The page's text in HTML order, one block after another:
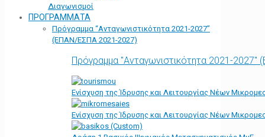
Διαγωνισμοί
ΠΡΟΓΡΑΜΜΑΤΑ
Πρόγραμμα “Ανταγωνιστικότητα 2021-2027”
(ΕΠΑΝ/ΕΣΠΑ 2021-2027)
Πρόγραμμα "Ανταγωνιστικότητα 2021-
Ενίσχυση της Ίδρυσης και Λειτουργίας Νέων
Ενίσχυση της Ίδρυσης και Λειτουργίας Νέων